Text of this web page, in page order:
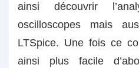
ainsi découvrir
oscilloscopes mais
LTSpice. Une fois ce
ainsi plus facile